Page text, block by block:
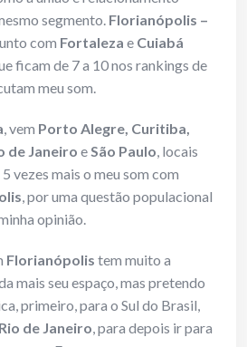
segmento. Florianópolis –
com Fortaleza e Cuiabá
ficam de 7 a 10 nos rankings de
meu som.
, vem Porto Alegre, Curitiba,
de Janeiro eSão Paulo, locais
vezes mais o meu som com
, por uma questão populacional
opinião.
Florianópolis tem muito a
mais seu espaço, mas pretendo
primeiro, para o Sul do Brasil,
Rio de Janeiro, para depois ir para